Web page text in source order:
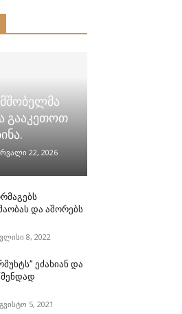
გააკეთოთ
22, 2026
და აშორებს
8, 2022
ეძახიან და
5, 2021